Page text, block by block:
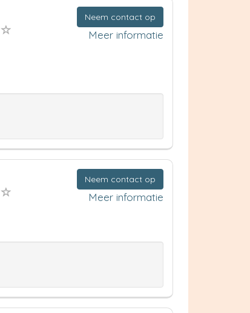
Neem contact op
Meer informatie
Neem contact op
Meer informatie